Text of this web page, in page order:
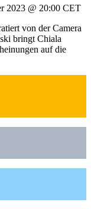
2023 @ 20:00 CET
von der Camera
bringt Chiala
auf die